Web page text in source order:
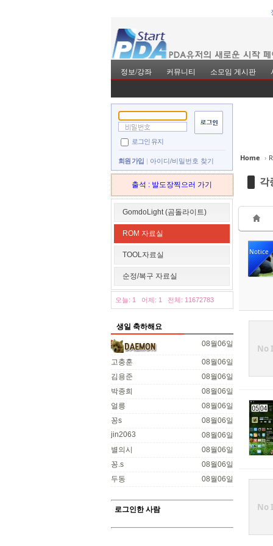
정보/강좌 커뮤니티 소모임 게시판
로그인 유지
회원 가입 아이디/비밀번호 찾기
출석 : 발도장찍으러 가기
GomdoLight (곰돌라이트)
ROM 자료실
TOOL자료실
순정/복구 자료실
오늘: 1 어제: 1 전체: 11672783
생일 축하해요
08월06일
08월06일
고충훈
08월06일
김용준
08월06일
박종희
08월06일
얼릉
08월06일
꽁s
08월06일
jin2063
08월06일
별의시
08월06일
꽁.s
08월06일
두동
로그인한 사람
Home ›
각
Notice
No
No
Sketchbook5, 스
Sketchbook5, 스
Sketchbook5, 스
Sketchbook5, 스